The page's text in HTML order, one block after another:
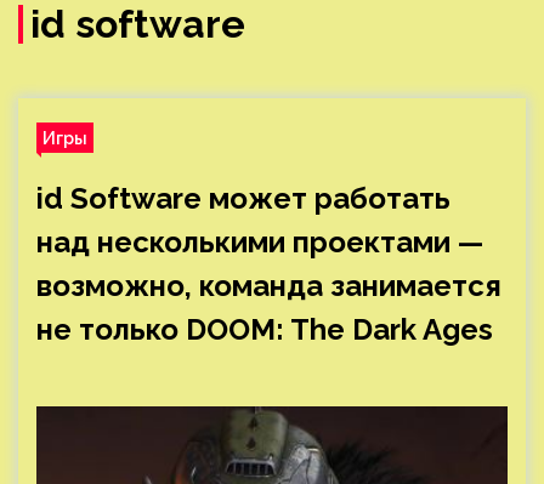
id software
Игры
id Software может работать
над несколькими проектами —
возможно, команда занимается
не только DOOM: The Dark Ages